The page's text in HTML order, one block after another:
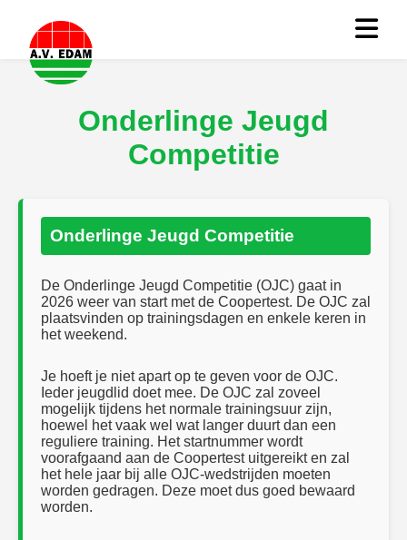
Onderlinge Jeugd
Competitie
Onderlinge Jeugd Competitie
De Onderlinge Jeugd Competitie (OJC) gaat in
2026 weer van start met de Coopertest. De OJC zal
plaatsvinden op trainingsdagen en enkele keren in
het weekend.
Je hoeft je niet apart op te geven voor de OJC.
Ieder jeugdlid doet mee. De OJC zal zoveel
mogelijk tijdens het normale trainingsuur zijn,
hoewel het vaak wel wat langer duurt dan een
reguliere training. Het startnummer wordt
voorafgaand aan de Coopertest uitgereikt en zal
het hele jaar bij alle OJC‑wedstrijden moeten
worden gedragen. Deze moet dus goed bewaard
worden.